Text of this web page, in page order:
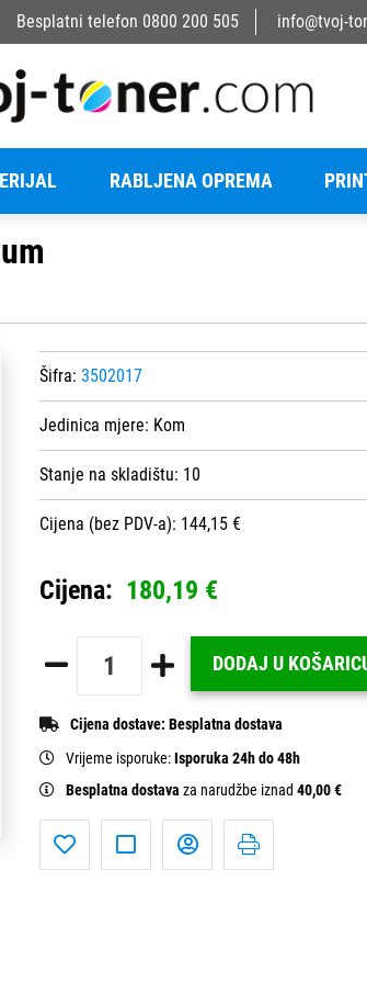
Besplatni telefon 0800 200 505 info@tvoj-
RABLJENA OPREMA
Šifra: 3502017
Jedinica mjere: Kom
Stanje na skladištu: 10
Cijena (bez PDV-a): 144,15 €
Cijena: 180,19 €
DODAJ U
Cijena dostave: Besplatna dostava
Vrijeme isporuke:Isporuka 24h do 48h
Besplatna dostava za narudžbe iznad 40,00 €